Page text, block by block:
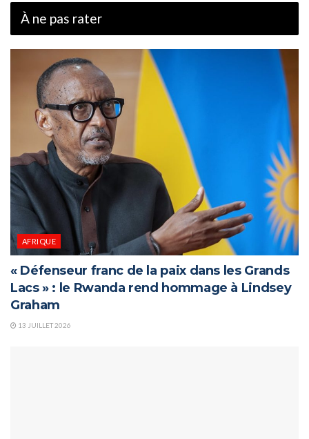
À ne pas rater
AFRIQUE
« Défenseur franc de la paix dans les Grands
Lacs » : le Rwanda rend hommage à Lindsey
Graham
13 JUILLET 2026